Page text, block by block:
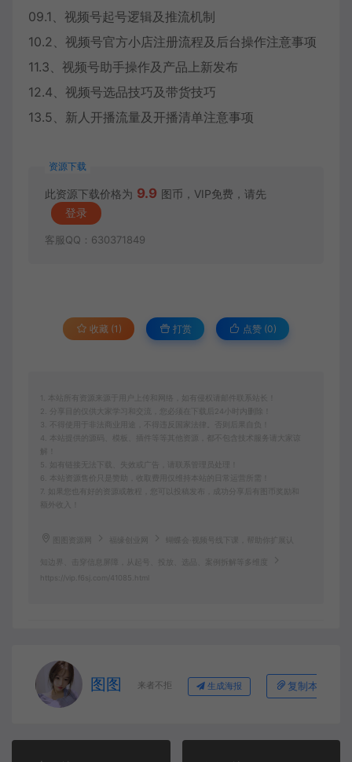
09.1、视频号起号逻辑及推流机制
10.2、视频号官方小店注册流程及后台操作注意事项
11.3、视频号助手操作及产品上新发布
12.4、视频号选品技巧及带货技巧
13.5、新人开播流量及开播清单注意事项
资源下载
此资源下载价格为 9.9 图币，VIP免费，请先
登录
客服QQ：630371849
收藏 (1) 打赏 点赞 (0)
1. 本站所有资源来源于用户上传和网络，如有侵权请邮件联系站长！
2. 分享目的仅供大家学习和交流，您必须在下载后24小时内删除！
3. 不得使用于非法商业用途，不得违反国家法律。否则后果自负！
4. 本站提供的源码、模板、插件等等其他资源，都不包含技术服务请大家谅
5. 如有链接无法下载、失效或广告，请联系管理员处理！
6. 本站资源售价只是赞助，收取费用仅维持本站的日常运营所需！
7. 如果您也有好的资源或教程，您可以投稿发布，成功分享后有图币奖励和
额外收入！
图图资源网 福缘创业网 蝴蝶会·视频号线下课，帮助你扩展认
知边界、击穿信息屏障，从起号、投放、选品、案例拆解等多维度
https://vip.f6sj.com/41085.html
图图 来者不拒 生成海报 复制本文链接